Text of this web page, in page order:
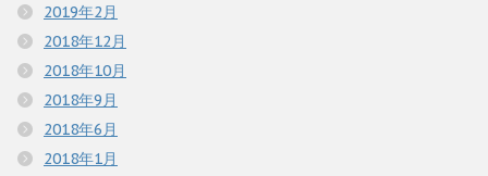
2019年2月
2018年12月
2018年10月
2018年9月
2018年6月
2018年1月